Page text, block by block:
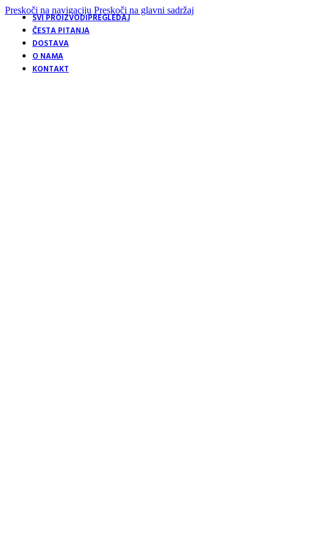
Preskoči na navigaciju Preskoči na glavni sadržaj
SVI PROIZVODIPREGLEDAJ
ČESTA PITANJA
DOSTAVA
O NAMA
KONTAKT